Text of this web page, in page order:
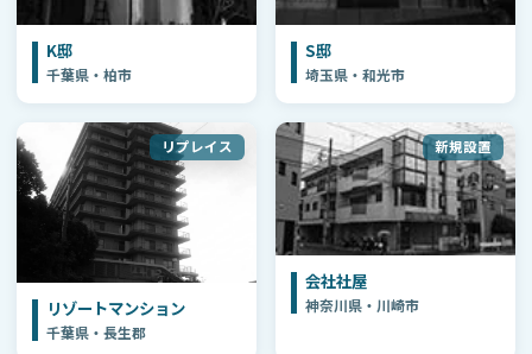
K邸
千葉県・柏市
S邸
埼玉県・和光市
リプレイス
リゾートマンション
千葉県・長生郡
新規設置
会社社屋
神奈川県・川崎市